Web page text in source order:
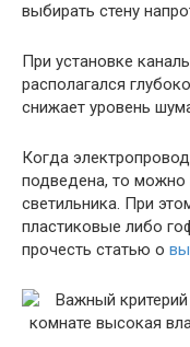
выбирать стену
При установке
располагался
снижает уровень
Когда
подведена, то можно
светильника. При
пластиковые либо
прочесть статью о